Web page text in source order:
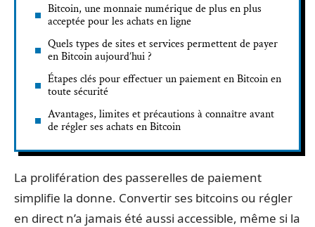
Bitcoin, une monnaie numérique de plus en plus
acceptée pour les achats en ligne
Quels types de sites et services permettent de payer
en Bitcoin aujourd’hui ?
Étapes clés pour effectuer un paiement en Bitcoin en
toute sécurité
Avantages, limites et précautions à connaître avant
de régler ses achats en Bitcoin
La prolifération des passerelles de paiement
simplifie la donne. Convertir ses bitcoins ou régler
en direct n’a jamais été aussi accessible, même si la